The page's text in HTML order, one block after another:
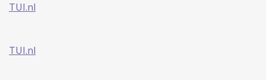
TUI.nl
TUI.nl